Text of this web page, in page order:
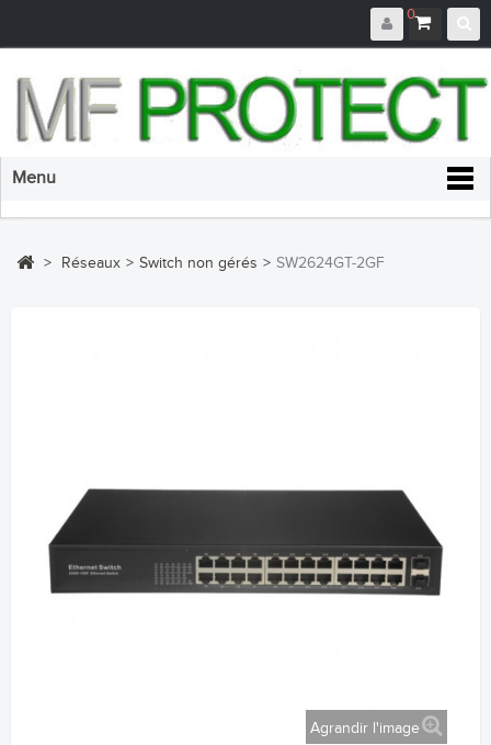
0
Menu
> Réseaux > Switch non gérés > SW2624GT-2GF
Agrandir l'image